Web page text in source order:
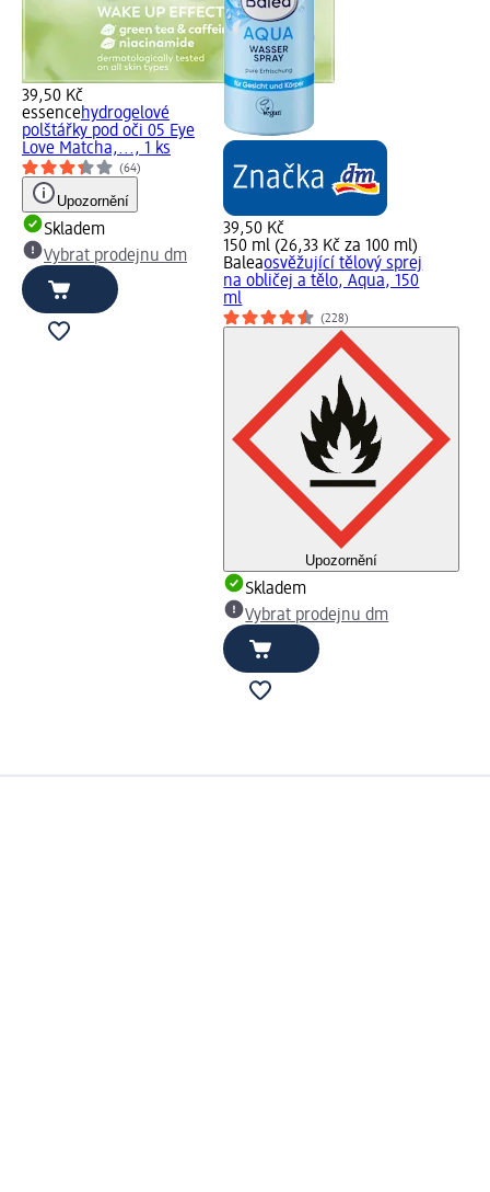
39,50 Kč
essencehydrogelové
polštářky pod oči 05 Eye
Love Matcha,..., 1 ks
(64)
Upozornění
Skladem
Vybrat prodejnu dm
39,50 Kč
150 ml (26,33 Kč za 100 ml)
Baleaosvěžující tělový sprej
na obličej a tělo, Aqua, 150
ml
(228)
Upozornění
Skladem
Vybrat prodejnu dm